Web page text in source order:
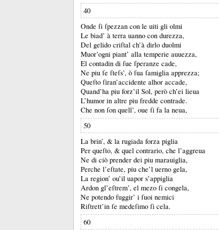
40
Onde ſi ſpezzan con le uiti gli olmi
Le biad’ à terra uanno con durezza,
Del gelido criſtal ch’à dirlo duolmi
Muor’ogni piant’ alla temperie auuezza,
El contadin di ſue ſperanze cade,
Ne piu ſe ſteſs’, ò ſua ſamiglia apprezza;
Queſto ſiran’accidente alhor accade,
Quand’ha piu forz’il Sol, però ch’ei lieua
L’humor in altre piu fredde contrade.
Che non ſon quell’, oue ſi fa la neua,
50
La brin’, & la rugiada forza piglia
Per queſto, & quel contrario, che l’aggreua
Ne di ciò prender dei piu marauiglia,
Perche l’eſtate, piu che’l uerno gela,
La region’ ou’il uapor s’appiglia
Ardon gl’eſtrem’, el mezo ſi congela,
Ne potendo fuggir’ i ſuoi nemici
Riſtrett’in ſe medeſimo ſi cela.
60